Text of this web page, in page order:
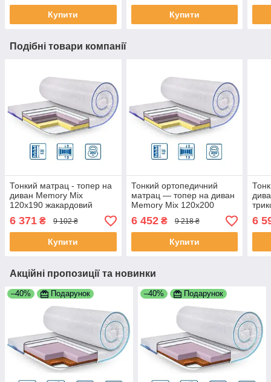
Купити Купити
Подібні товари компанії
Тонкий матрац - топер на
диван Memory Mix
120x190 жакардовий
чохол, ТМ EuroSleep
120x190
6 371 ₴ 9 102 ₴
Купити
Тонкий ортопедичний
матрац — топер на диван
Memory Mix 120x200
жакардовий чохол, ТМ
EuroSleep
6 452₴ 9 218 ₴
Купити
6
Акційні пропозиції та новинки
–40% Подарунок –40% Подарунок